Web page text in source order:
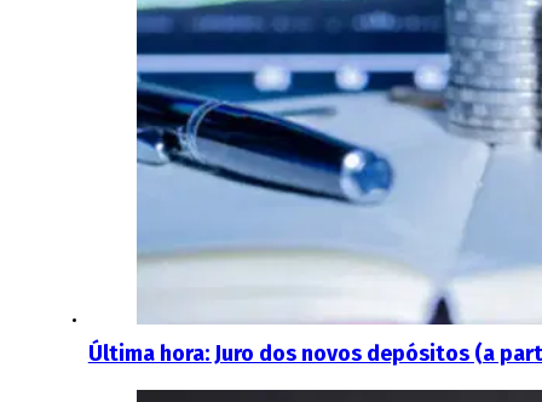
Última hora: Juro dos novos depósitos (a